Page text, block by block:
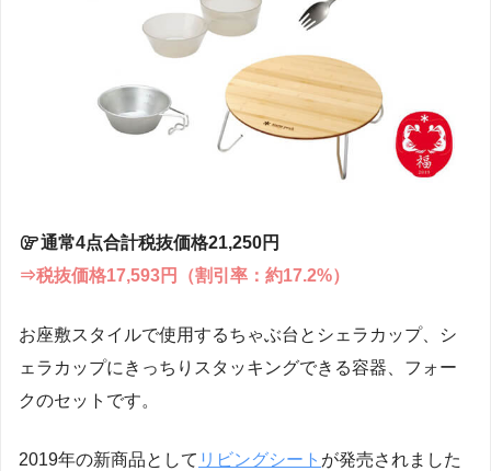
通常4点合計税抜価格21,250円
⇒税抜価格17,593円（割引率：約17.2%）
お座敷スタイルで使用するちゃぶ台とシェラカップ、シ
ェラカップにきっちりスタッキングできる容器、フォー
クのセットです。
2019年の新商品として リビングシート が発売されました